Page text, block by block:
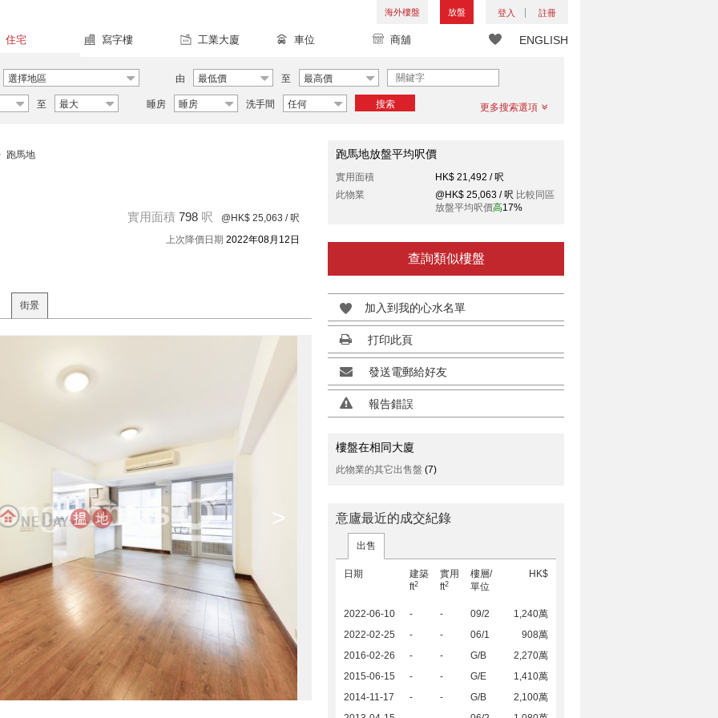
海外樓盤 放盤 登入 註冊
ENGLISH
住宅 寫字樓 工業大廈 車位 商舖
選擇地區 由 最低價 至 最高價
至 最大 睡房 睡房 洗手間 任何 搜索 更多搜索選項
跑馬地
實用面積 798 呎 @HK$ 25,063 / 呎
上次降價日期 2022年08月12日
街景
>
跑馬地放盤平均呎價
實用面積
HK$ 21,492 / 呎
此物業
@HK$ 25,063 / 呎 比較同區
放盤平均呎價高17%
查詢類似樓盤
加入到我的心水名單
打印此頁
發送電郵給好友
報告錯誤
樓盤在相同大廈
此物業的其它出售盤 (7)
意廬最近的成交紀錄
出售
日期
建築
ft2
實用
ft2
樓層/
單位
HK$
2022-06-10 - - 09/2
1,240萬
2022-02-25
- - 06/1
908萬
2016-02-26
- - G/B
2,270萬
2015-06-15
- - G/E
1,410萬
2014-11-17
- - G/B
2,100萬